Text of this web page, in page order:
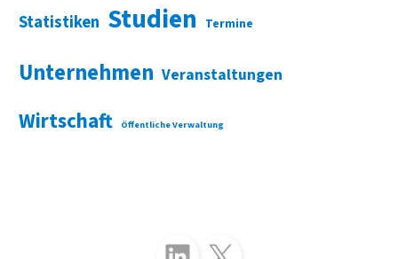
Statistiken Studien Termine
Unternehmen Veranstaltungen
Wirtschaft Öffentliche Verwaltung